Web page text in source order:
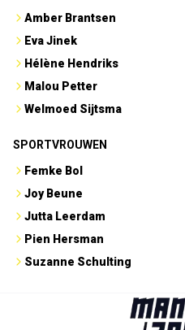
Amber Brantsen
Eva Jinek
Hélène Hendriks
Malou Petter
Welmoed Sijtsma
SPORTVROUWEN
Femke Bol
Joy Beune
Jutta Leerdam
Pien Hersman
Suzanne Schulting